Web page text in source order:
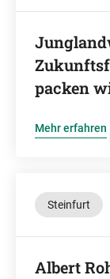
packen
Mehr erfahren
Steinfurt
Albert